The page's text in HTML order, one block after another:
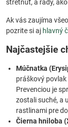
stretnúť, a rady,
Ak vás zaujíma
pozrite si aj hlavný
Najčastejšie
Múčnatka
práškový
Prevenciou je
zostali suché, a
rastlinami pre
Čierna hniloba